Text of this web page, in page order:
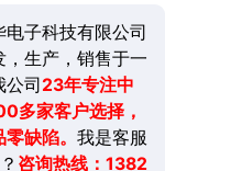
子科技有限公司
生产，销售于一
公司23年专注中
多家客户选择，
缺陷。 我是客服
咨询热线：1382